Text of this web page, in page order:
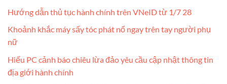
Hướng dẫn thủ tục hành chính trên VNeID từ 1/7 28
Khoảnh khắc máy sấy tóc phát nổ ngay trên tay người phụ
nữ
Hiếu PC cảnh báo chiêu lừa đảo yêu cầu cập nhật thông tin
địa giới hành chính